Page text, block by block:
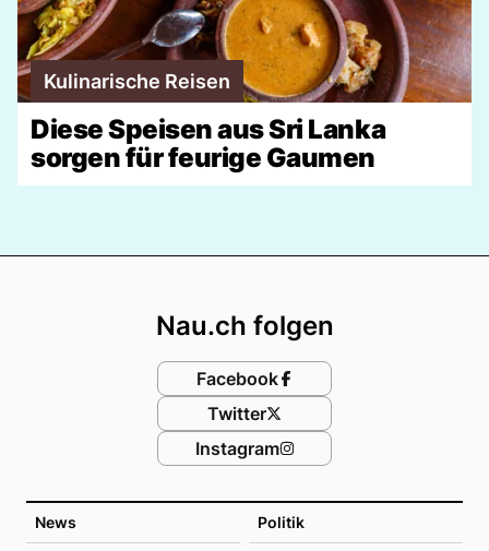
Kulinarische Reisen
Diese Speisen aus Sri Lanka
sorgen für feurige Gaumen
News Politik
Nau.ch folgen
Facebook
Twitter
Instagram